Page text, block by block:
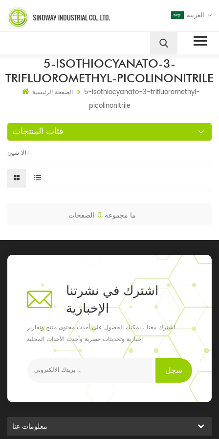
العربية
5-ISOTHIOCYANATO-3-
TRIFLUOROMETHYL-PICOLINONITRILE
الصفحة الرئيسية
5-isothiocyanato-3-trifluoromethyl-
picolinonitrile
فئات المنتجات
لا شيئ!!
ما مجموعه 0 الصفحات
اشترك في نشرتنا
الإخبارية
اشترك معنا ، يمكنك الحصول على أحدث محتوى منتج وتقارير
إخبارية وتحديثات حصرية وأحدث الأحداث المحلية
سجل
معلومات عنا